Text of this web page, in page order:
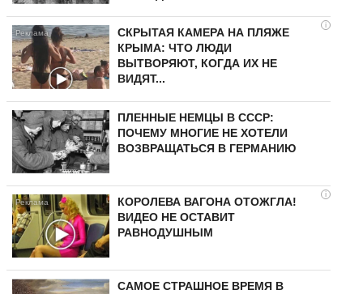
i
СКРЫТАЯ КАМЕРА НА ПЛЯЖЕ
КРЫМА: ЧТО ЛЮДИ
ВЫТВОРЯЮТ, КОГДА ИХ НЕ
ВИДЯТ...
ПЛЕННЫЕ НЕМЦЫ В СССР:
ПОЧЕМУ МНОГИЕ НЕ ХОТЕЛИ
ВОЗВРАЩАТЬСЯ В ГЕРМАНИЮ
i
КОРОЛЕВА ВАГОНА ОТОЖГЛА!
ВИДЕО НЕ ОСТАВИТ
РАВНОДУШНЫМ
САМОЕ СТРАШНОЕ ВРЕМЯ В